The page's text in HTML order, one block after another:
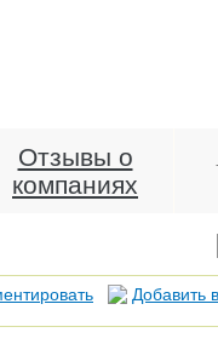
Отзывы о
компаниях
Добавить